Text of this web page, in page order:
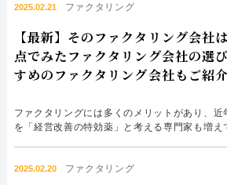
お問合せ
名古屋支店直通
052-414-4107
おすすめ記事
ファクタリングで即日資金調
検討中の経営者様は是非、株式会社No.1にご相
2025.02.21 ファクタリング
【最新】そのファクタリング会社
点でみたファクタリング会社の選
すめのファクタリング会社もご紹介
ファクタリングには多くのメリットがあり、
を「経営改善の特効薬」と考える専門家も増え
用すれば、悪質業者に騙される恐れがあり、自
2025.02.20 ファクタリング